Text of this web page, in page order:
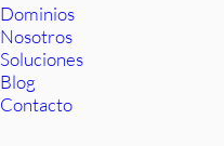
Dominios
Nosotros
Soluciones
Blog
Contacto